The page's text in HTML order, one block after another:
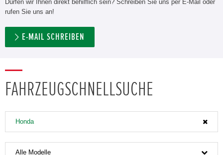
Dürfen wir Ihnen direkt behilflich sein? Schreiben Sie uns per E-Mail oder
rufen Sie uns an!
E-MAIL SCHREIBEN
FAHRZEUGSCHNELLSUCHE
Honda
Alle Modelle